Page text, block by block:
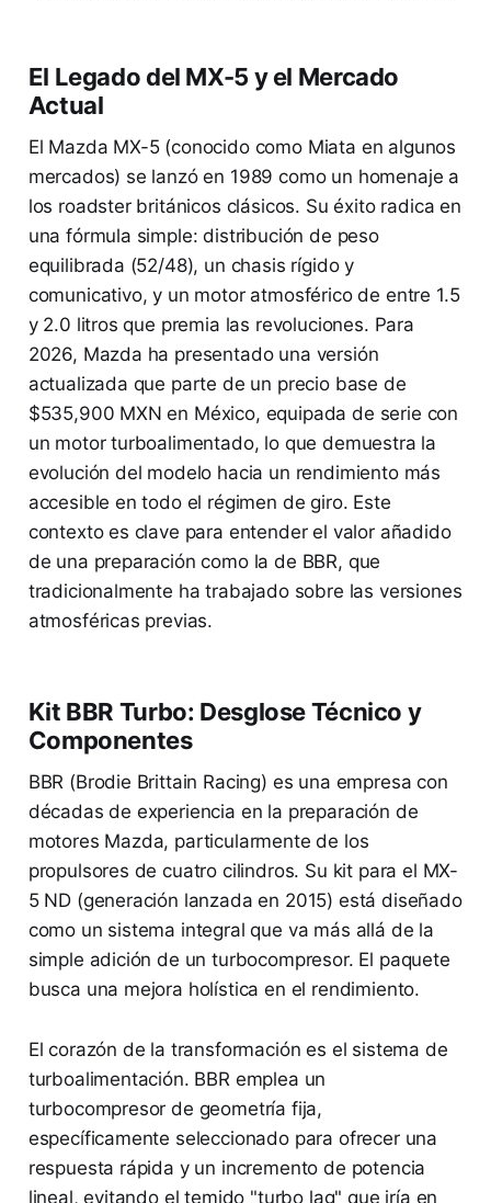
El Legado del MX-5 y el Mercado
Actual
El Mazda MX-5 (conocido como Miata en algunos
mercados) se lanzó en 1989 como un homenaje a
los roadster británicos clásicos. Su éxito radica en
una fórmula simple: distribución de peso
equilibrada (52/48), un chasis rígido y
comunicativo, y un motor atmosférico de entre 1.5
y 2.0 litros que premia las revoluciones. Para
2026, Mazda ha presentado una versión
actualizada que parte de un precio base de
$535,900 MXN en México, equipada de serie con
un motor turboalimentado, lo que demuestra la
evolución del modelo hacia un rendimiento más
accesible en todo el régimen de giro. Este
contexto es clave para entender el valor añadido
de una preparación como la de BBR, que
tradicionalmente ha trabajado sobre las versiones
atmosféricas previas.
Kit BBR Turbo: Desglose Técnico y
Componentes
BBR (Brodie Brittain Racing) es una empresa con
décadas de experiencia en la preparación de
motores Mazda, particularmente de los
propulsores de cuatro cilindros. Su kit para el MX-
5 ND (generación lanzada en 2015) está diseñado
como un sistema integral que va más allá de la
simple adición de un turbocompresor. El paquete
busca una mejora holística en el rendimiento.
El corazón de la transformación es el sistema de
turboalimentación. BBR emplea un
turbocompresor de geometría fija,
específicamente seleccionado para ofrecer una
respuesta rápida y un incremento de potencia
lineal, evitando el temido "turbo lag" que iría en